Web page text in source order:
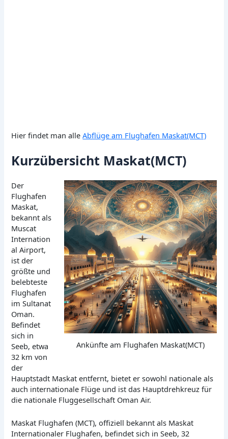
Hier findet man alleAbflüge am Flughafen Maskat(MCT)
Kurzübersicht Maskat(MCT)
Ankünfte am Flughafen Maskat(MCT)
Der
Flughafen
Maskat,
bekannt als
Muscat
Internation
al Airport,
ist der
größte und
belebteste
Flughafen
im Sultanat
Oman.
Befindet
sich in
Seeb, etwa
32 km von
der
Hauptstadt Maskat entfernt, bietet er sowohl nationale als
auch internationale Flüge und ist das Hauptdrehkreuz für
die nationale Fluggesellschaft Oman Air.
Maskat Flughafen (MCT), offiziell bekannt als Maskat
Internationaler Flughafen, befindet sich in Seeb, 32